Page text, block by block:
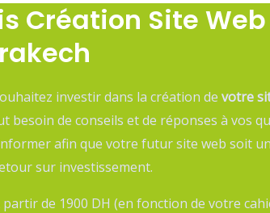
Création Site
investir dans la création de votre
besoin de conseils et de réponses à vos
afin que votre futur site web soit
sur investissement.
partir de 1900 DH (en fonction de votre